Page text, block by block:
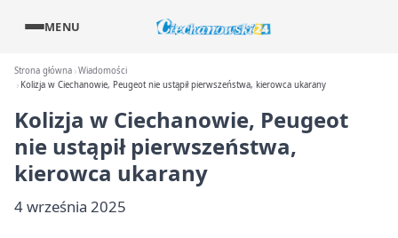
MENU
Strona główna Wiadomości
Kolizja w Ciechanowie, Peugeot nie ustąpił pierwszeństwa, kierowca ukarany
Kolizja w Ciechanowie, Peugeot
nie ustąpił pierwszeństwa,
kierowca ukarany
4 września 2025